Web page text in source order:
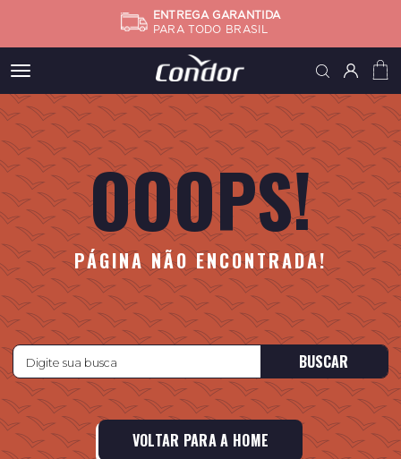
ENTREGA GARANTIDA
PARA TODO BRASIL
OOOPS!
PÁGINA NÃO ENCONTRADA!
BUSCAR
VOLTAR PARA A HOME